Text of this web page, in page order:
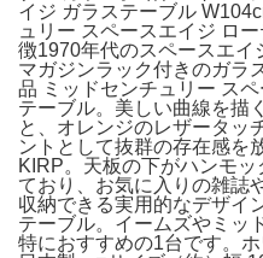
イジ ガラステーブル
ュリー スペースエイジ ロ
徴1970年代のスペースエイ
マガジンラック付きのガラ
品 ミッドセンチュリー ス
テーブル。美しい曲線を描
と、オレンジのレザータッ
ントとして抜群の存在感を
KIRP。天板の下がハンモ
ており、お気に入りの雑誌
収納できる実用的なデザイ
テーブル。イームズやミッ
特におすすめの1台です。